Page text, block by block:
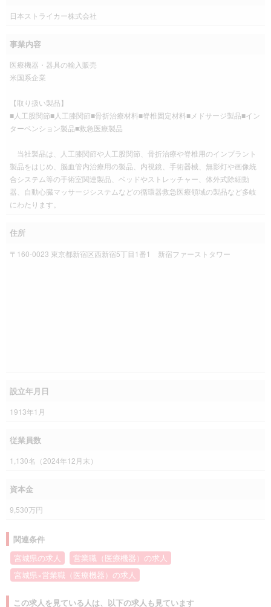
日本ストライカー株式会社
事業内容
医療機器・器具の輸入販売
米国系企業
【取り扱い製品】
■人工股関節■人工膝関節■骨折治療材料■脊椎固定材料■メドサージ製品■イン
ターベンション製品■救急医療製品
当社製品は、人工膝関節や人工股関節、骨折治療や脊椎用のインプラント
製品をはじめ、脳血管内治療用の製品、内視鏡、手術器械、無影灯や画像統
合システム等の手術室関連製品、ベッドやストレッチャー、体外式除細動
器、自動心臓マッサージシステムなどの循環器救急医療領域の製品など多岐
にわたります。
住所
〒160-0023 東京都新宿区西新宿5丁目1番1 新宿ファーストタワー
設立年月日
1913年1月
従業員数
1,130名（2024年12月末）
資本金
9,530万円
関連条件
宮城県の求人
営業職（医療機器）の求人
宮城県×営業職（医療機器）の求人
この求人を見ている人は、以下の求人も見ています